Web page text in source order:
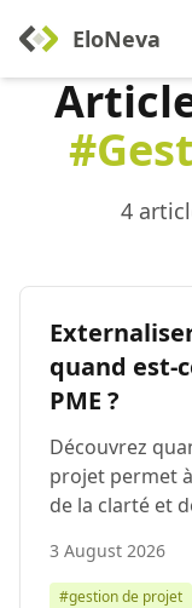
EloNeva
4
quand est-
PME ?
Découvrez
projet permet
de la clarté et
3 August 2026
#gestion de projet